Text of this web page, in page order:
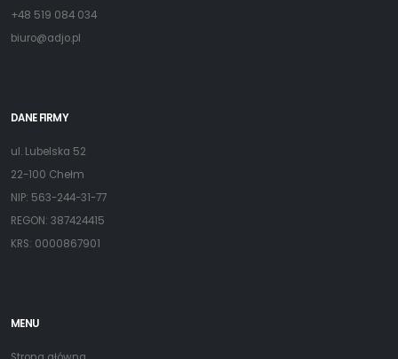
+48 519 084 034
biuro@adjo.pl
DANE FIRMY
ul. Lubelska 52
22-100 Chełm
NIP: 563-244-31-77
REGON: 387424415
KRS: 0000867901
MENU